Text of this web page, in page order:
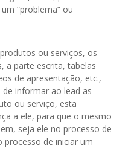
“problema” ou
ou serviços, os
a parte escrita, tabelas
de apresentação, etc.,
informar ao lead as
ou serviço, esta
a ele, para que o mesmo
seja ele no processo de
de iniciar um